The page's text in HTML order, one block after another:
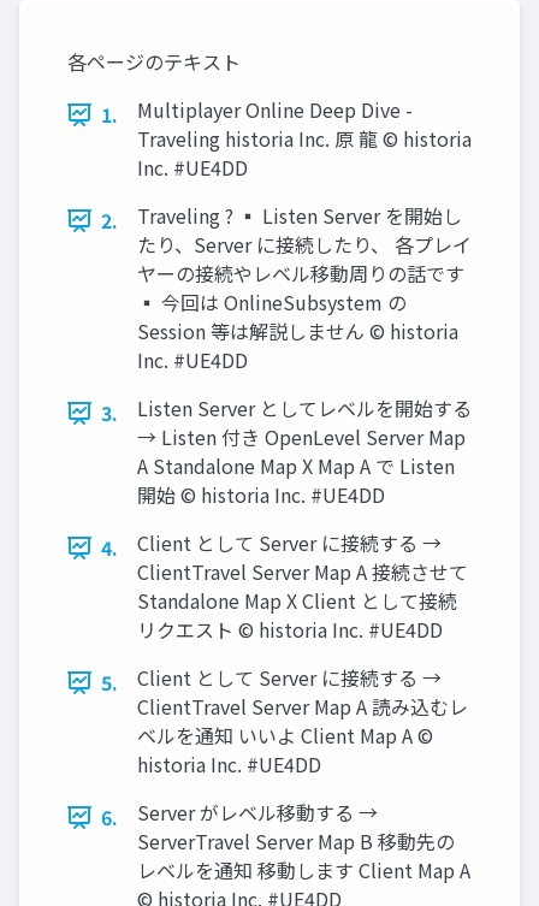
各ページのテキスト
1.
Multiplayer Online Deep Dive -
Traveling historia Inc. 原 龍 © historia
Inc. #UE4DD
2.
Traveling ? ▪ Listen Server を開始し
たり、Server に接続したり、 各プレイ
ヤーの接続やレベル移動周りの話です
▪ 今回は OnlineSubsystem の
Session 等は解説しません © historia
Inc. #UE4DD
3.
Listen Server としてレベルを開始する
→ Listen 付き OpenLevel Server Map
A Standalone Map X Map A で Listen
開始 © historia Inc. #UE4DD
4.
Client として Server に接続する →
ClientTravel Server Map A 接続させて
Standalone Map X Client として接続
リクエスト © historia Inc. #UE4DD
5.
Client として Server に接続する →
ClientTravel Server Map A 読み込むレ
ベルを通知 いいよ Client Map A ©
historia Inc. #UE4DD
6.
Server がレベル移動する →
ServerTravel Server Map B 移動先の
レベルを通知 移動します Client Map A
© historia Inc. #UE4DD